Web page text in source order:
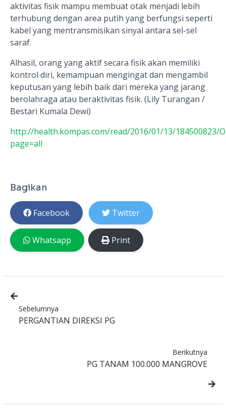
aktivitas fisik mampu membuat otak menjadi lebih
terhubung dengan area putih yang berfungsi seperti
kabel yang mentransmisikan sinyal antara sel-sel
saraf.
Alhasil, orang yang aktif secara fisik akan memiliki
kontrol diri, kemampuan mengingat dan mengambil
keputusan yang lebih baik dari mereka yang jarang
berolahraga atau beraktivitas fisik. (Lily Turangan /
Bestari Kumala Dewi)
http://health.kompas.com/read/2016/01/13/184500823/
page=all
Bagikan
Facebook Twitter
Whatsapp Print
Sebelumnya
PERGANTIAN DIREKSI PG
Berikutnya
PG TANAM 100.000 MANGROVE